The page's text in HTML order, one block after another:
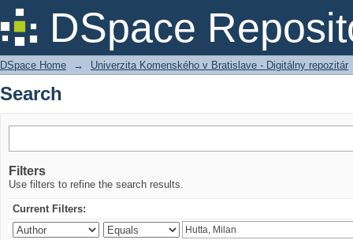
DSpace
Search
DSpace Home → Univerzita Komenského v Bratislave - Digitálny repozitár
Search
Filters
Use filters to refine the search results.
Current Filters: